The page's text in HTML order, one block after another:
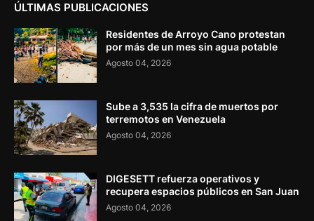
ÚLTIMAS PUBLICACIONES
Residentes de Arroyo Cano protestan
por más de un mes sin agua potable
Agosto 04, 2026
Sube a 3,535 la cifra de muertos por
terremotos en Venezuela
Agosto 04, 2026
DIGESETT refuerza operativos y
recupera espacios públicos en San Juan
Agosto 04, 2026